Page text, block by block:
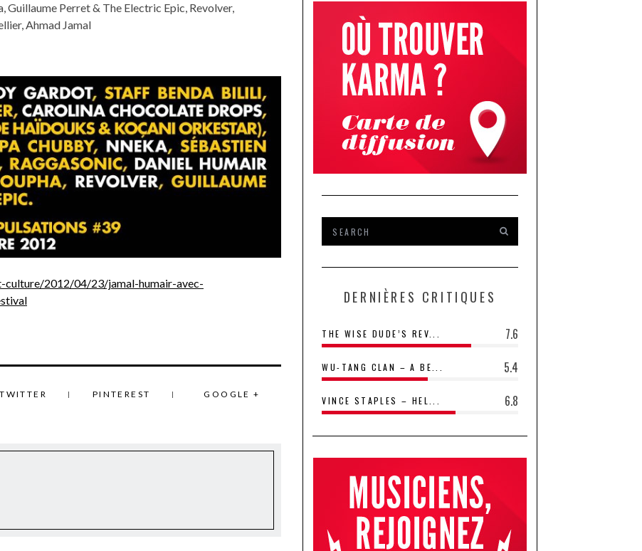
Guillaume Perret & The Electric Epic, Revolver,
Ahmad Jamal
2012/04/23/jamal-humair-avec-
TWITTER PINTEREST GOOGLE +
DERNIÈRES CRITIQUES
7.6
THE WISE DUDE’S REV...
5.4
WU-TANG CLAN – A BE...
6.8
VINCE STAPLES – HEL...